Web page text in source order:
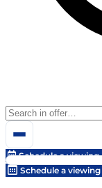
Schedule a viewing
Schedule a viewing